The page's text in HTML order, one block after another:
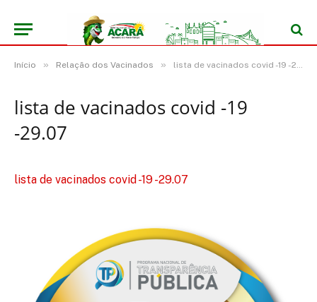
Início » Relação dos Vacinados » lista de vacinados covid -19 -29.07
lista de vacinados covid -19
-29.07
lista de vacinados covid -19 -29.07